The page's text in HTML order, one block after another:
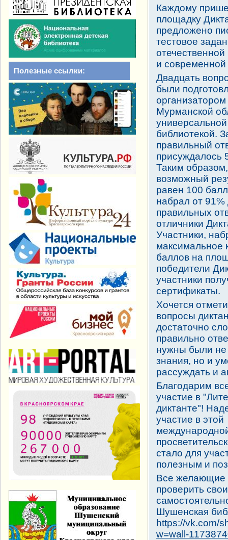
Полезные ссылки:
Каждому
площадку
предложено
тестовое
отечественной
и
Двадцать
были
организатором
Мурманской
библиотекой.
правильный
присуждалось
Таким
возможный
равен 100
набрал от 91%
правильных
отличники
Участники,
максимальное
баллов на
победители
участники
сертификаты.
Хочется
вопросы
достаточно
правильно
нужны были не
знания, но и
рассуждать и
Благодарим
участие в
диктанте"!
участие в этой
стало для
полезным и
Все желающие
проверить
Шушенская
https://vk.com/
w=wall-